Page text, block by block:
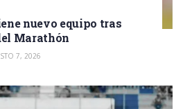
nuevo equipo tras
Marathón
7, 2026